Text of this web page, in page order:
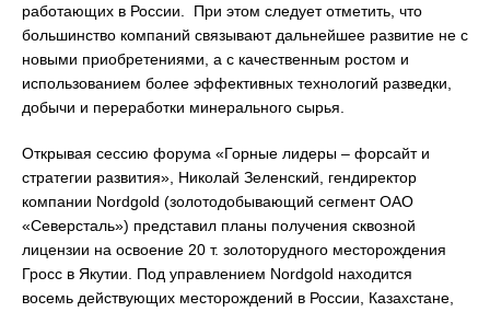
работающих в России. При этом следует отметить, что
большинство компаний связывают дальнейшее развитие не с
новыми приобретениями, а с качественным ростом и
использованием более эффективных технологий разведки,
добычи и переработки минерального сырья.
Открывая сессию форума «Горные лидеры – форсайт и
стратегии развития», Николай Зеленский, гендиректор
компании Nordgold (золотодобывающий сегмент ОАО
«Северсталь») представил планы получения сквозной
лицензии на освоение 20 т. золоторудного месторождения
Гросс в Якутии. Под управлением Nordgold находится
восемь действующих месторождений в России, Казахстане,